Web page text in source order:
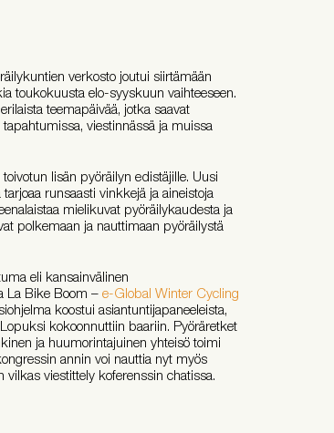
verkosto joutui siirtämään
toukokuusta elo-syyskuun vaihteeseen.
teemapäivää, jotka saavat
viestinnässä ja muissa
toivotun lisän pyöräilyn edistäjille. Uusi
runsaasti vinkkejä ja aineistoja
mielikuvat pyöräilykaudesta ja
polkemaan ja nauttimaan pyöräilystä
eli kansainvälinen
La Bike Boom – e-Global Winter Cycling
koostui asiantuntijapaneeleista,
kokoonnuttiin baariin. Pyöräretket
ja huumorintajuinen yhteisö toimi
annin voi nauttia nyt myös
viestittely koferenssin chatissa.